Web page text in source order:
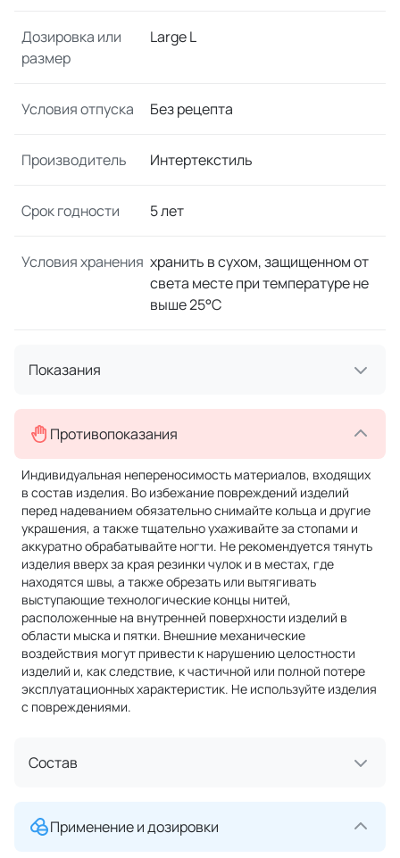
Дозировка или
размер
Large L
Условия отпуска Без рецепта
Производитель Интертекстиль
Срок годности 5 лет
Условия хранения хранить в сухом, защищенном от
света месте при температуре не
выше 25°С
Показания
Противопоказания
Индивидуальная непереносимость материалов, входящих
в состав изделия. Во избежание повреждений изделий
перед надеванием обязательно снимайте кольца и другие
украшения, а также тщательно ухаживайте за стопами и
аккуратно обрабатывайте ногти. Не рекомендуется тянуть
изделия вверх за края резинки чулок и в местах, где
находятся швы, а также обрезать или вытягивать
выступающие технологические концы нитей,
расположенные на внутренней поверхности изделий в
области мыска и пятки. Внешние механические
воздействия могут привести к нарушению целостности
изделий и, как следствие, к частичной или полной потере
эксплуатационных характеристик. Не используйте изделия
с повреждениями.
Состав
Применение и дозировки